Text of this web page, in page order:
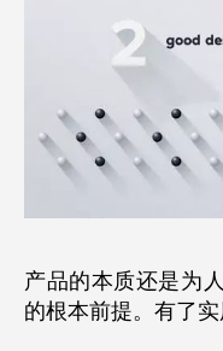
产品的本质还是为
的根本前提。有了